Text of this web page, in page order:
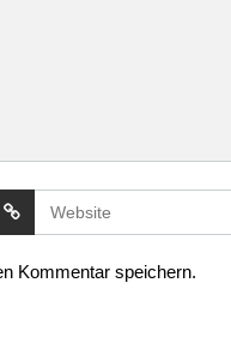
Kommentar speichern.